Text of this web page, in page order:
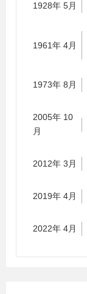
1928年 5月
1961年 4月
1973年 8月
2005年 10
月
2012年 3月
2019年 4月
2022年 4月